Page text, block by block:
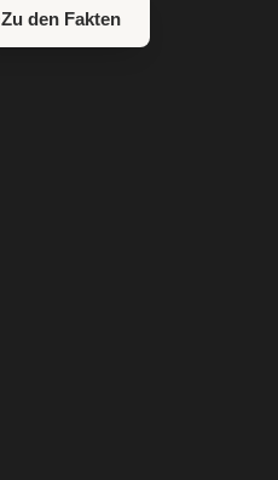
Zu den Fakten